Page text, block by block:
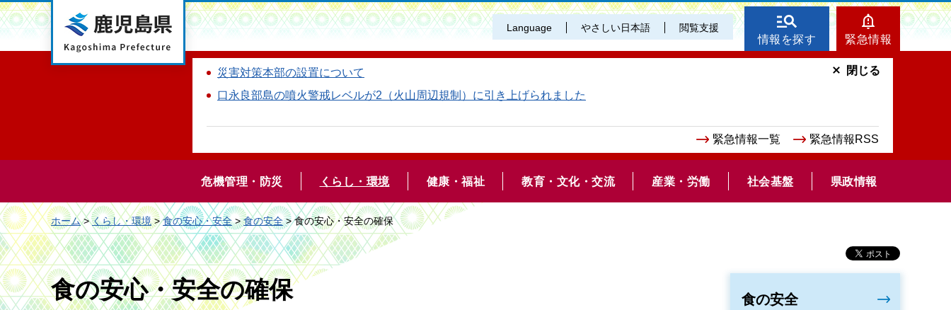
鹿児島県 Language やさしい日本語 閲覧支援
情報を探す 緊急情報
災害対策本部の設置について
口永良部島の噴火警戒レベルが2（火山周辺規制）に引き上げられました
緊急情報一覧 緊急情報RSS
閉じる
危機管理・防災 くらし・環境 健康・福祉 教育・文化・交流 産業・労働 社会基盤 県政情報
ホーム>くらし・環境>食の安心・安全>食の安全> 食の安心・安全の確保
食の安心・安全の確保 食の安全